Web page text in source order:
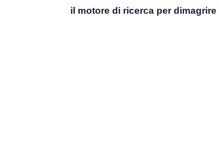
il motore di ricerca per dimagrire